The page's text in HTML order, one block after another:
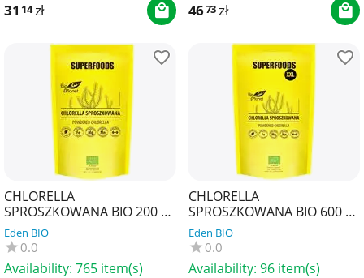
31 14zł 4673zł
CHLORELLA
SPROSZKOWANA BIO 200 g -
BIO PLANET SUPERFOODS
Eden BIO
0.0
Availability: 765 item(s)
CHLORELLA
SPROSZKOWANA BIO 600 g -
BIO PLANET SUPERFOODS
Eden BIO
0.0
Availability: 96 item(s)